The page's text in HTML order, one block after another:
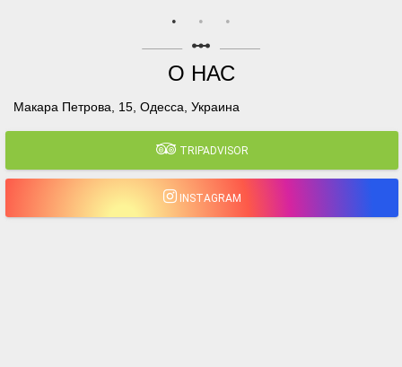
linear_scale
О НАС
Макара Петрова, 15, Одесса, Украина
TRIPADVISOR
INSTAGRAM